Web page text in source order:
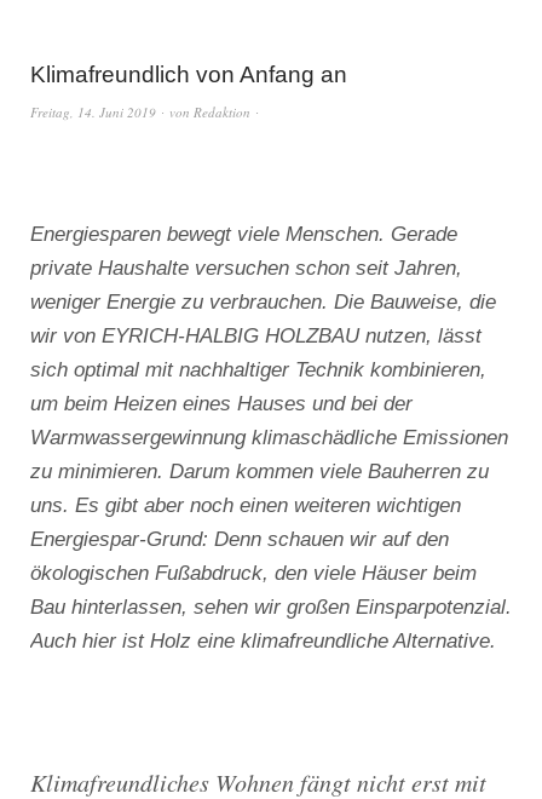
Klimafreundlich von Anfang an
Freitag, 14. Juni 2019 von Redaktion
Energiesparen bewegt viele Menschen. Gerade
private Haushalte versuchen schon seit Jahren,
weniger Energie zu verbrauchen. Die Bauweise, die
wir von EYRICH-HALBIG HOLZBAU nutzen, lässt
sich optimal mit nachhaltiger Technik kombinieren,
um beim Heizen eines Hauses und bei der
Warmwassergewinnung klimaschädliche Emissionen
zu minimieren. Darum kommen viele Bauherren zu
uns. Es gibt aber noch einen weiteren wichtigen
Energiespar-Grund: Denn schauen wir auf den
ökologischen Fußabdruck, den viele Häuser beim
Bau hinterlassen, sehen wir großen Einsparpotenzial.
Auch hier ist Holz eine klimafreundliche Alternative.
Klimafreundliches Wohnen fängt nicht erst mit